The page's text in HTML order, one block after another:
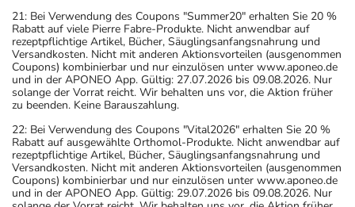
21: Bei Verwendung des Coupons "Summer20" erhalten Sie 20 %
Rabatt auf viele Pierre Fabre-Produkte. Nicht anwendbar auf
rezeptpflichtige Artikel, Bücher, Säuglingsanfangsnahrung und
Versandkosten. Nicht mit anderen Aktionsvorteilen (ausgenommen
Coupons) kombinierbar und nur einzulösen unter www.aponeo.de
und in der APONEO App. Gültig: 27.07.2026 bis 09.08.2026. Nur
solange der Vorrat reicht. Wir behalten uns vor, die Aktion früher
zu beenden. Keine Barauszahlung.
22: Bei Verwendung des Coupons "Vital2026" erhalten Sie 20 %
Rabatt auf ausgewählte Orthomol-Produkte. Nicht anwendbar auf
rezeptpflichtige Artikel, Bücher, Säuglingsanfangsnahrung und
Versandkosten. Nicht mit anderen Aktionsvorteilen (ausgenommen
Coupons) kombinierbar und nur einzulösen unter www.aponeo.de
und in der APONEO App. Gültig: 29.07.2026 bis 09.08.2026. Nur